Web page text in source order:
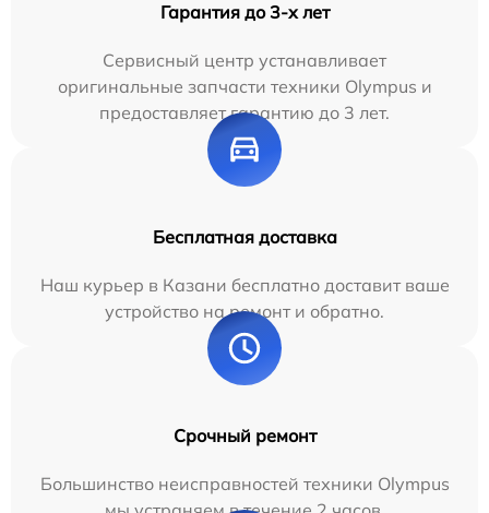
Гарантия до 3-х лет
Сервисный центр устанавливает
оригинальные запчасти техники Olympus и
предоставляет гарантию до 3 лет.
Бесплатная доставка
Наш курьер в Казани бесплатно доставит ваше
устройство на ремонт и обратно.
Срочный ремонт
Большинство неисправностей техники Olympus